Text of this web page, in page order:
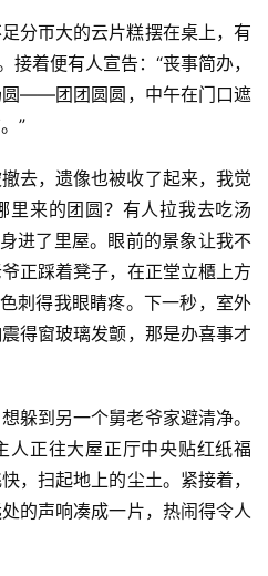
分帀大的云片糕摆在桌上，有
接着便有人宣告：“丧事简办，
圆——团团圆圆，中午在门口遮
”
去，遗像也被收了起来，我觉
里来的团圆？有人拉我去吃汤
进了里屋。眼前的景象让我不
正踩着凳子，在正堂立櫃上方
刺得我眼睛疼。下一秒，室外
得窗玻璃发颤，那是办喜事才
躲到另一个舅老爷家避清净。
人正往大屋正厅中央贴红纸福
，扫起地上的尘土。紧接着，
的声响凑成一片，热闹得令人